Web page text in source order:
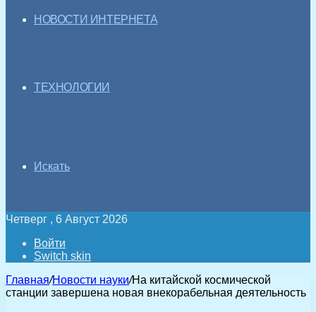
НОВОСТИ ИНТЕРНЕТА
ТЕХНОЛОГИИ
Искать
Четверг , 6 Август 2026
Войти
Switch skin
Главная/Новости науки/На китайской космической
станции завершена новая внекорабельная деятельность